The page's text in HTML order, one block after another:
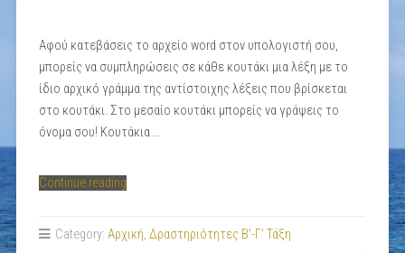
Αφού κατεβάσεις το αρχείο word στον υπολογιστή σου,
μπορείς να συμπληρώσεις σε κάθε κουτάκι μια λέξη με το
ίδιο αρχικό γράμμα της αντίστοιχης λέξεις που βρίσκεται
στο κουτάκι. Στο μεσαίο κουτάκι μπορείς να γράψεις το
όνομα σου! Kουτάκια …
Continue reading“Παίζω
τις
Category: Αρχική, Δραστηριότητες Β'-Γ' Τάξη